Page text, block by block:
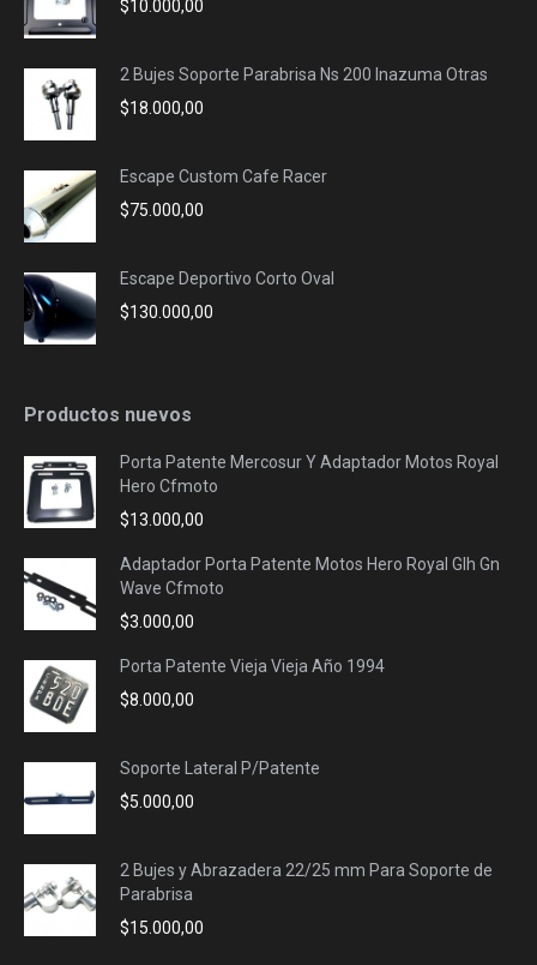
$10.000,00
2 Bujes Soporte Parabrisa Ns 200 Inazuma Otras
$18.000,00
Escape Custom Cafe Racer
$75.000,00
Escape Deportivo Corto Oval
$130.000,00
Productos nuevos
Porta Patente Mercosur Y Adaptador Motos Royal
Hero Cfmoto
$13.000,00
Adaptador Porta Patente Motos Hero Royal Glh Gn
Wave Cfmoto
$3.000,00
Porta Patente Vieja Vieja Año 1994
$8.000,00
Soporte Lateral P/Patente
$5.000,00
2 Bujes y Abrazadera 22/25 mm Para Soporte de
Parabrisa
$15.000,00